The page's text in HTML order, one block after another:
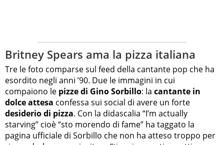
Britney Spears ama la pizza italiana
Tre le foto comparse sul feed della cantante pop che ha
esordito negli anni ’90. Due le immagini in cui
compaiono le pizze di Gino Sorbillo: la cantante in
dolce attesa confessa sui social di avere un forte
desiderio di pizza. Con la didascalia “I’m actually
starving” cioè “sto morendo di fame” ha taggato la
pagina ufficiale di Sorbillo che non ha atteso troppo per